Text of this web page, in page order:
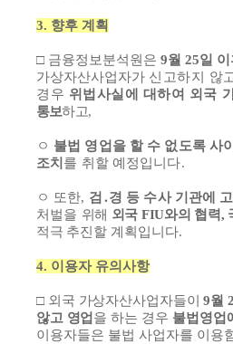
3. 향후 계획
□ 금융정보분석원은 9월 25일 이
가상자산사업자가 신고하지 않
경우 위법사실에 대하여 외국
통보하고,
ㅇ 불법 영업을 할 수 없도록 사
조치 를 취할 예정입니다.
ㅇ 또한, 검 ․경 등 수사 기관에
처벌을 위해 외국 FIU와의 협력,
적극 추진할 계획입니다.
4. 이용자 유의사항
□ 외국 가상자산사업자들이9월
않고 영업 을 하는 경우 불법영업
이용자들은 불법 사업자를 이용